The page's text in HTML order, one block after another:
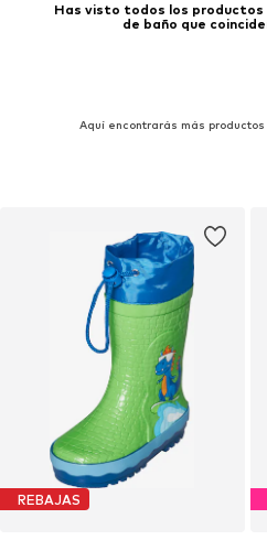
Has visto todos los productos
de baño que
Aquí encontrarás más
REBAJAS